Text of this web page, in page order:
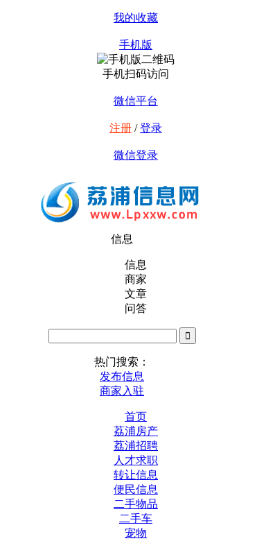
我的收藏
手机版
手机扫码访问
微信平台
注册 /登录
微信登录
信息
信息
商家
文章
问答
热门搜索：
发布信息
商家入驻
首页
荔浦房产
荔浦招聘
人才求职
转让信息
便民信息
二手物品
二手车
宠物